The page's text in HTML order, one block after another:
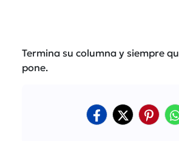
Termina su columna y siempre
pone.